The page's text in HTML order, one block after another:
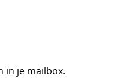
in je mailbox.